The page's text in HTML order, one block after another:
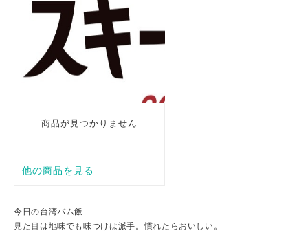
今日の台湾バム飯
見た目は地味でも味つけは派手。慣れたらおいしい。